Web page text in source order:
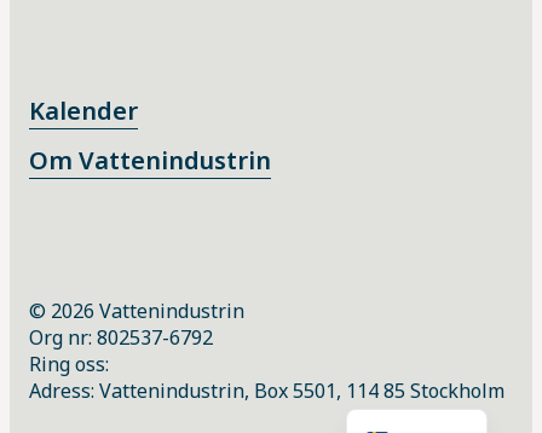
Kalender
Om Vattenindustrin
© 2026 Vattenindustrin
Org nr: 802537-6792
Ring oss:
Adress: Vattenindustrin, Box 5501, 114 85 Stockholm
English